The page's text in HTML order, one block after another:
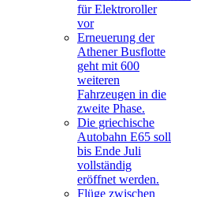
für Elektroroller
vor
Erneuerung der
Athener Busflotte
geht mit 600
weiteren
Fahrzeugen in die
zweite Phase.
Die griechische
Autobahn E65 soll
bis Ende Juli
vollständig
eröffnet werden.
Flüge zwischen